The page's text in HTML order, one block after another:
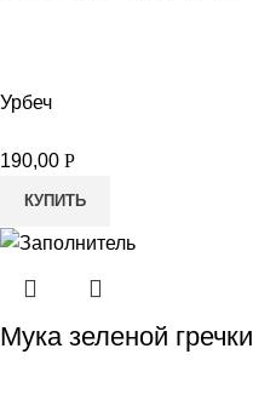
Урбеч
190,00 Р
КУПИТЬ
Мука зеленой